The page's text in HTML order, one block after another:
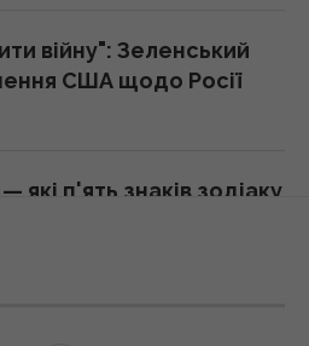
737 виявили ще одну
але є проблема
війну": Зеленський
США щодо Росії
які п'ять знаків зодіаку